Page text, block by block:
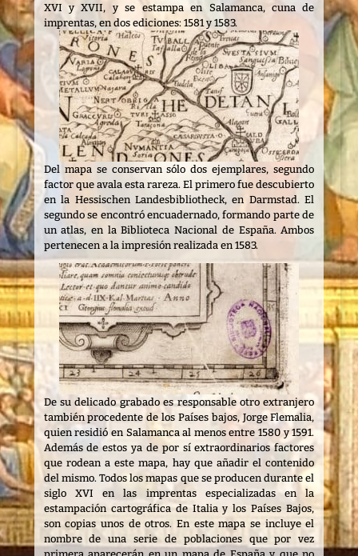
XVI y XVII, y se estampa en Salamanca, cuna de
imprentas, en dos ediciones: 1581 y 1583.
Del mapa se conservan sólo dos ejemplares, segundo
factor que avala esta rareza. El primero fue descubierto
en la Hessischen Landesbibliotheck, en Darmstad. El
segundo se encontró encuadernado, formando parte de
un atlas, en la Biblioteca Nacional de España. Ambos
pertenecen a la impresión realizada en 1583.
De su delicado grabado es responsable otro extranjero
también procedente de los Países bajos, Jorge Flemalia,
quien residió en Salamanca al menos entre 1580 y 1591.
Además de estos ya de por sí extraordinarios factores
que rodean a este mapa, hay que añadir el contenido
del mismo. Todos los mapas que se producen durante el
siglo XVI en las imprentas especializadas en la
estampación cartográfica de Italia y los Países Bajos,
son copias unos de otros. En este mapa se incluye el
nombre de una serie de poblaciones que por vez